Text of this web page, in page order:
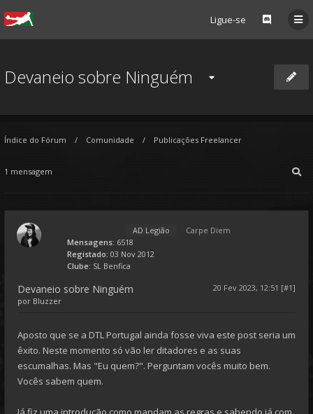
Ligue-se
Devaneio sobre Ninguém
Índice do Fórum Comunidade Publicações Freelancer
1 mensagem
AD Legião
Carpe Diem
Mensagens: 6518
Registado: 03 Nov 2012
Clube: SL Benfica
Devaneio sobre Ninguém
20 Fev 2023, 12:51 [#1]
por Bluzzer
Aposto que se a DTL Portugal ainda fosse viva este post seria um
êxito. Neste momento só vão ler ditadores e as suas
escumalhas. Mas "Eu quem?". Perguntam vocês muito bem.
Vocês sabem quem.